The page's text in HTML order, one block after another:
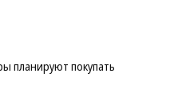
планируют покупать